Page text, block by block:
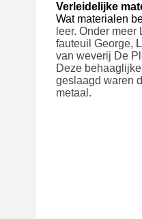
Verleidelijke
Wat materialen
leer. Onder meer
fauteuil George,
van weverij De
Deze
geslaagd waren
metaal.